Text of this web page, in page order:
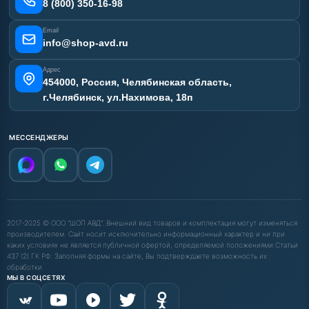
8 (800) 350-16-98
Email
info@shop-avd.ru
Адрес
454000, Россия, Челябинская область,
г.Челябинск, ул.Нахимова, 18п
МЕССЕНДЖЕРЫ
2017-2025 © ООО "ШОП АВД". Внешний вид товаров и комплектация могут изменяться
производителем. Сайт носит исключительно информационный характер и ни при
каких условиях не является публичной офертой, определяемой положениями Статьи
437 (2) ГК РФ. Заполняя формы на сайте, Вы подтверждаете возможность их
обработки.
МЫ В СОЦСЕТЯХ